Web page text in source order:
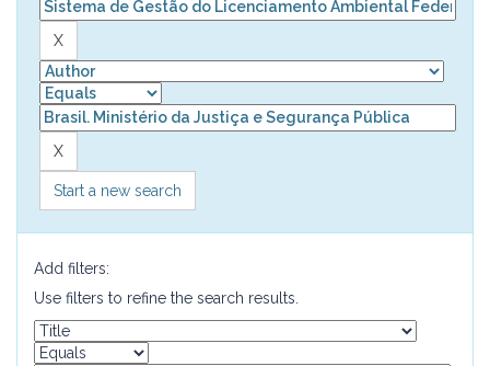
Start a new search
Add filters:
Use filters to refine the search results.